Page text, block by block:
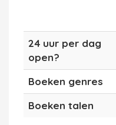
24 uur per dag
open?
Boeken genres
Boeken talen